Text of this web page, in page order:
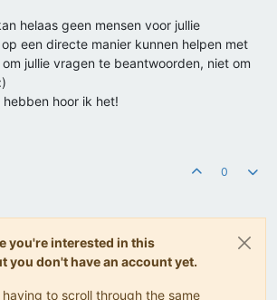
helaas geen mensen voor jullie
een directe manier kunnen helpen met
jullie vragen te beantwoorden, niet om
hoor ik het!
0
you're interested in this
you don't have an account yet.
to scroll through the same